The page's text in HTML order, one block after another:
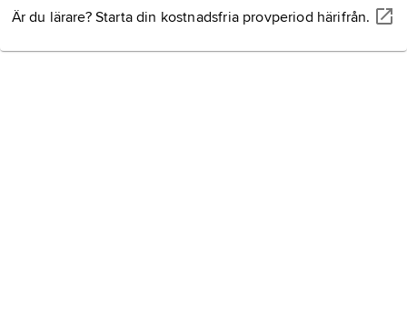
Är du lärare? Starta din kostnadsfria provperiod härifrån.